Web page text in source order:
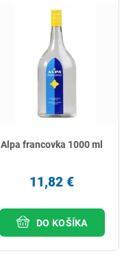
Alpa francovka 1000 ml
11,82 €
DO KOŠÍKA